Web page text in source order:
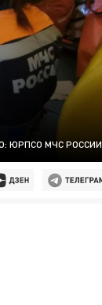
ЮРПСО МЧС РОССИИ